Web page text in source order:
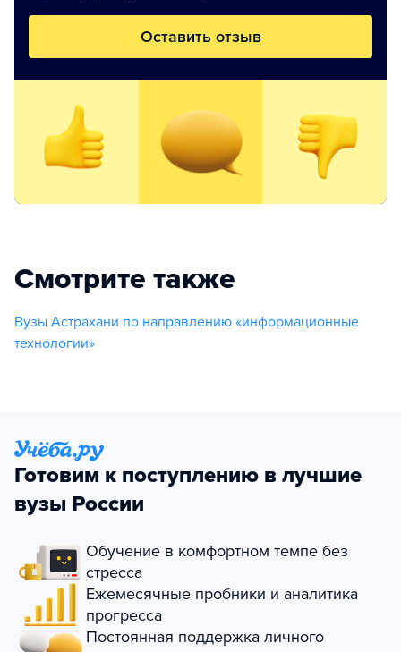
Оставить отзыв
Смотрите также
Вузы Астрахани по направлению «информационные
технологии»
Готовим к поступлению в лучшие
вузы России
Обучение в комфортном темпе без
стресса
Ежемесячные пробники и аналитика
прогресса
Постоянная поддержка личного